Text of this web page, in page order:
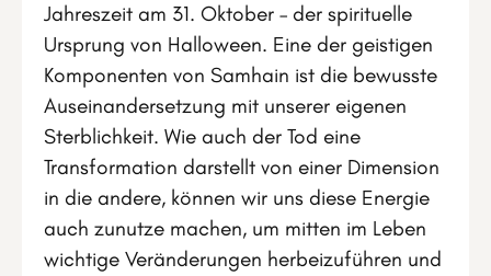
Jahreszeit am 31. Oktober – der spirituelle
Ursprung von Halloween. Eine der geistigen
Komponenten von Samhain ist die bewusste
Auseinandersetzung mit unserer eigenen
Sterblichkeit. Wie auch der Tod eine
Transformation darstellt von einer Dimension
in die andere, können wir uns diese Energie
auch zunutze machen, um mitten im Leben
wichtige Veränderungen herbeizuführen und